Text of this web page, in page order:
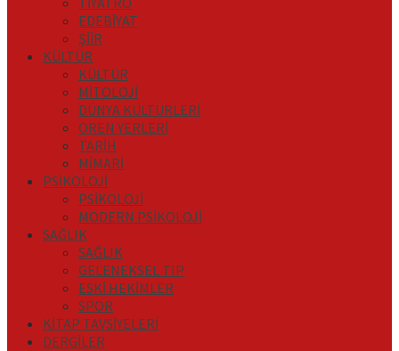
EDEBİYAT
ŞİİR
KÜLTÜR
KÜLTÜR
MİTOLOJİ
DÜNYA KÜLTÜRLERİ
ÖREN YERLERİ
TARİH
MİMARİ
PSİKOLOJİ
PSİKOLOJİ
MODERN PSİKOLOJİ
SAĞLIK
SAĞLIK
GELENEKSEL TIP
ESKİ HEKİMLER
SPOR
KİTAP TAVSİYELERİ
DERGİLER